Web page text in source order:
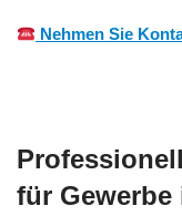
Nehmen Sie
für Gewerbe